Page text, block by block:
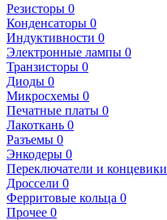
Резисторы 0
Конденсаторы 0
Индуктивности 0
Электронные лампы 0
Транзисторы 0
Диоды 0
Микросхемы 0
Печатные платы 0
Лакоткань 0
Разъемы 0
Энкодеры 0
Переключатели и концевики
Дроссели 0
Ферритовые кольца 0
Прочее 0